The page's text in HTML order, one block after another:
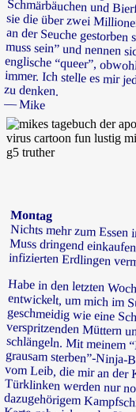
zu denken.
— Mike
Montag
Nichts mehr zum Essen
Muss dringend
infizierten Erdlingen
Habe in den letzten
entwickelt, um mich
geschmeidig wie
verspritzenden
schlängeln. Mit
grausam sterben”-
vom Leib, die mir an
Türklinken werden
dazugehörigem
Karte gebe ich an der